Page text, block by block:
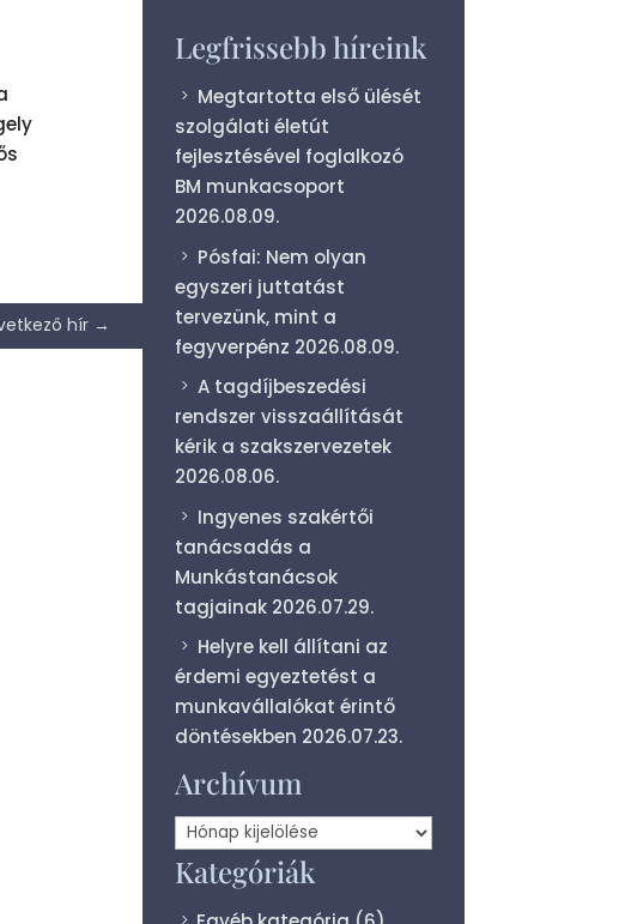
hír→
Legfrissebb híreink
Megtartotta első ülését
szolgálati életút
fejlesztésével foglalkozó
BM munkacsoport
2026.08.09.
Pósfai: Nem olyan
egyszeri juttatást
tervezünk, mint a
fegyverpénz 2026.08.09.
A tagdíjbeszedési
rendszer visszaállítását
kérik a szakszervezetek
2026.08.06.
Ingyenes szakértői
tanácsadás a
Munkástanácsok
tagjainak 2026.07.29.
Helyre kell állítani az
érdemi egyeztetést a
munkavállalókat érintő
döntésekben 2026.07.23.
Archívum
Archívum
Kategóriák